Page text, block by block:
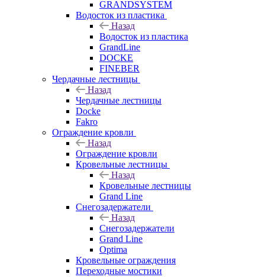
GRANDSYSTEM
Водосток из пластика
Назад
Водосток из пластика
GrandLine
DOCKE
FINEBER
Чердачные лестницы
Назад
Чердачные лестницы
Docke
Fakro
Ограждение кровли
Назад
Ограждение кровли
Кровельные лестницы
Назад
Кровельные лестницы
Grand Line
Снегозадержатели
Назад
Снегозадержатели
Grand Line
Optima
Кровельные ограждения
Переходные мостики